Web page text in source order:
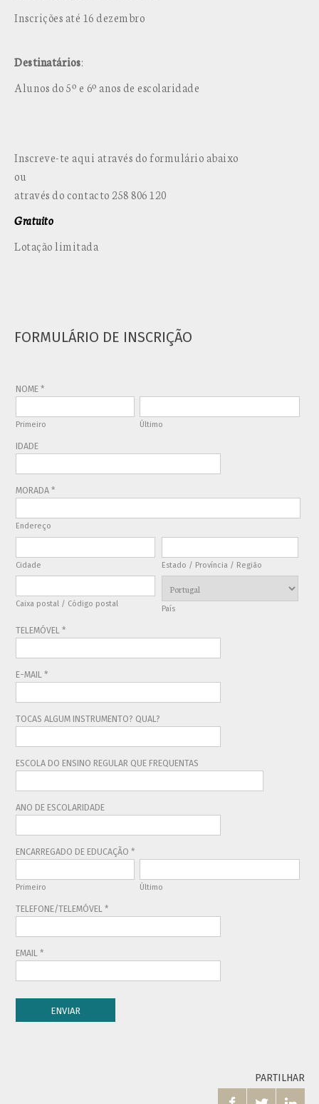
Inscrições até 16 dezembro
Destinatários:
Alunos do 5º e 6º anos de escolaridade
Inscreve-te aqui através do formulário abaixo
ou
através do contacto 258 806 120
Gratuito
Lotação limitada
FORMULÁRIO DE INSCRIÇÃO
PARTILHAR